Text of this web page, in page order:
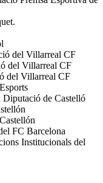
del Villarreal CF
del Villarreal CF
del Villarreal CF
Diputació de Castelló
FC Barcelona
Institucionals del